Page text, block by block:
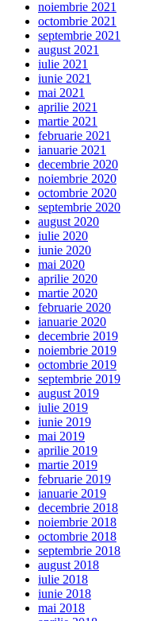
noiembrie 2021
octombrie 2021
septembrie 2021
august 2021
iulie 2021
iunie 2021
mai 2021
aprilie 2021
martie 2021
februarie 2021
ianuarie 2021
decembrie 2020
noiembrie 2020
octombrie 2020
septembrie 2020
august 2020
iulie 2020
iunie 2020
mai 2020
aprilie 2020
martie 2020
februarie 2020
ianuarie 2020
decembrie 2019
noiembrie 2019
octombrie 2019
septembrie 2019
august 2019
iulie 2019
iunie 2019
mai 2019
aprilie 2019
martie 2019
februarie 2019
ianuarie 2019
decembrie 2018
noiembrie 2018
octombrie 2018
septembrie 2018
august 2018
iulie 2018
iunie 2018
mai 2018